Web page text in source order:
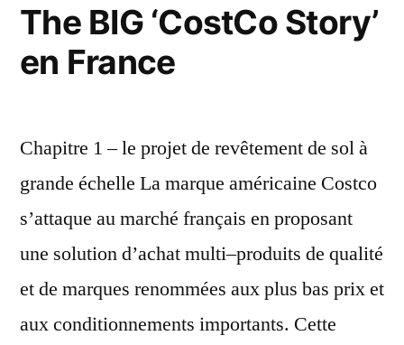
The BIG ‘CostCo Story’
en France
Chapitre 1 – le projet de revêtement de sol à
grande échelle La marque américaine Costco
s’attaque au marché français en proposant
une solution d’achat multi–produits de qualité
et de marques renommées aux plus bas prix et
aux conditionnements importants. Cette